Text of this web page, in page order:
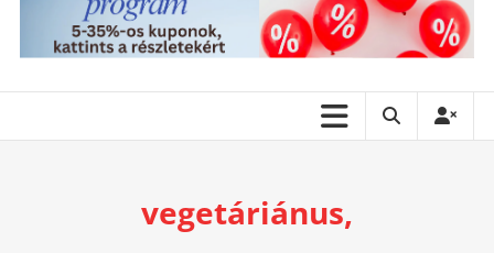
vegetáriánus,